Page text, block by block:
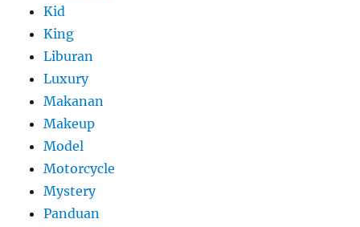
Kid
King
Liburan
Luxury
Makanan
Makeup
Model
Motorcycle
Mystery
Panduan